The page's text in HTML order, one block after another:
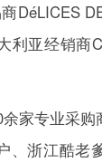
DéLICES
利亚经销商
家专业采
、浙江酷老